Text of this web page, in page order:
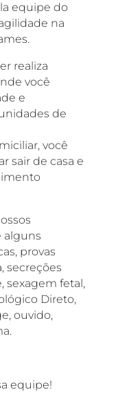
equipe do
na
realiza
você
e
de
você
sair de casa e
alguns
provas
secreções
sexagem fetal,
Direto,
ouvido,
equipe!